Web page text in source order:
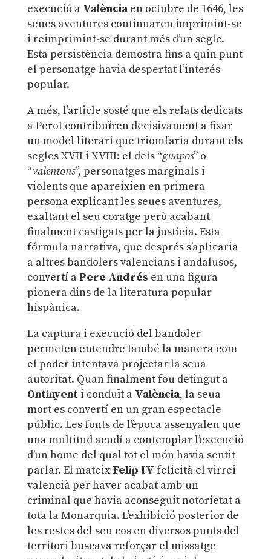
execució a Valènciaen octubre de 1646, les
seues aventures continuaren imprimint-se
i reimprimint-se durant més d’un segle.
Esta persistència demostra fins a quin punt
el personatge havia despertat l’interés
popular.
A més, l’article sosté que els relats dedicats
a Perot contribuïren decisivament a fixar
un model literari que triomfaria durant els
segles XVII i XVIII: el dels “guapos” o
“valentons”, personatges marginals i
violents que apareixien en primera
persona explicant les seues aventures,
exaltant el seu coratge però acabant
finalment castigats per la justícia. Esta
fórmula narrativa, que després s’aplicaria
a altres bandolers valencians i andalusos,
convertí a Pere Andrés en una figura
pionera dins de la literatura popular
hispànica.
La captura i execució del bandoler
permeten entendre també la manera com
el poder intentava projectar la seua
autoritat. Quan finalment fou detingut a
Ontinyenti conduït a València, la seua
mort es convertí en un gran espectacle
públic. Les fonts de l’època assenyalen que
una multitud acudí a contemplar l’execució
d’un home del qual tot el món havia sentit
parlar. El mateixFelip IV felicità el virrei
valencià per haver acabat amb un
criminal que havia aconseguit notorietat a
tota la Monarquia. L’exhibició posterior de
les restes del seu cos en diversos punts del
territori buscava reforçar el missatge